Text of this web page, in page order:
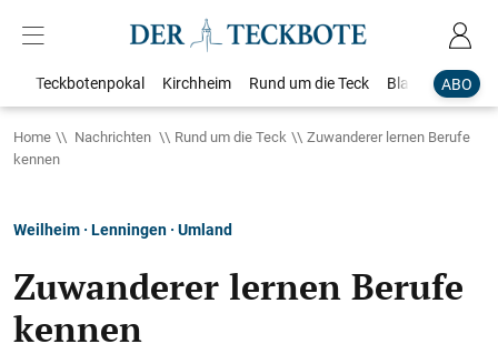
ABO
Teckbotenpokal Kirchheim Rund um die Teck Blaulicht
Home Nachrichten Rund um die Teck
Zuwanderer lernen Berufe
kennen
Weilheim · Lenningen · Umland
Zuwanderer lernen Berufe
kennen